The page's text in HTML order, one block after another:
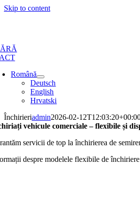
Skip to content
Română
Deutsch
English
Hrvatski
Închirieriadmin2026-02-
vehicule comerciale – flexibile și
servicii de top la închirierea de
despre modelele flexibile de